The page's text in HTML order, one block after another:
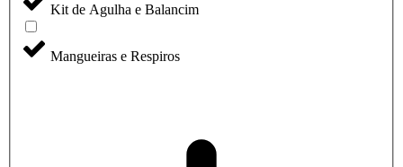
Kit de Agulha e Balancim
Mangueiras e Respiros